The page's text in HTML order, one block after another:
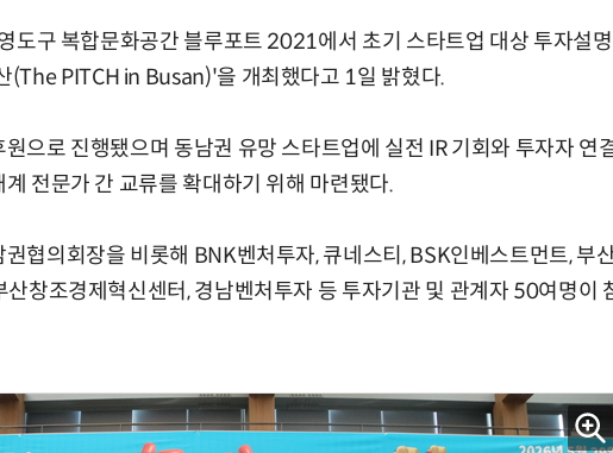
도구 복합문화공간 블루포트 2021에서 초기 스타트업 대상 투자설명
(The PITCH in Busan)'을 개최했다고 1일 밝혔다.
으로 진행됐으며 동남권 유망 스타트업에 실전 IR 기회와 투자자 연
전문가 간 교류를 확대하기 위해 마련됐다.
협의회장을 비롯해 BNK벤처투자, 큐네스티, BSK인베스트먼트, 부
산창조경제혁신센터, 경남벤처투자 등 투자기관 및 관계자 50여명이